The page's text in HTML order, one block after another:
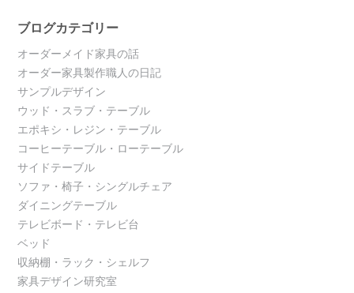
ブログカテゴリー
オーダーメイド家具の話
オーダー家具製作職人の日記
サンプルデザイン
ウッド・スラブ・テーブル
エポキシ・レジン・テーブル
コーヒーテーブル・ローテーブル
サイドテーブル
ソファ・椅子・シングルチェア
ダイニングテーブル
テレビボード・テレビ台
ベッド
収納棚・ラック・シェルフ
家具デザイン研究室